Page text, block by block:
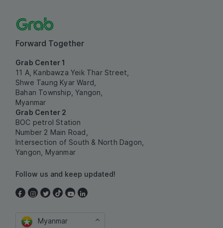
Forward Together
Grab Center 1
11 A, Kanbawza Yeik Thar Street,
Shwe Taung Kyar Ward,
Bahan Township, Yangon,
Myanmar
Grab Center 2
BOC petrol Station
Number 2 Main Road,
Intersection of South & North Dagon,
Yangon, Myanmar
Follow us and keep updated!
Myanmar